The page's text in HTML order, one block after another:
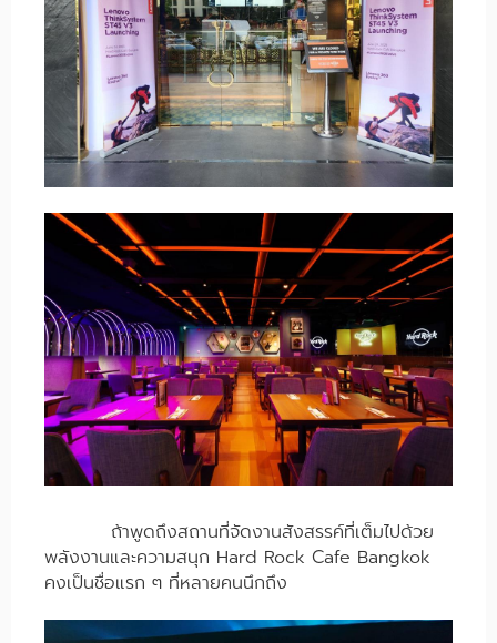
ถ้าพูดถึงสถานที่จัดงานสังสรรค์ที่เต็มไปด้วย
พลังงานและความสนุก Hard Rock Cafe Bangkok
คงเป็นชื่อแรก ๆ ที่หลายคนนึกถึง